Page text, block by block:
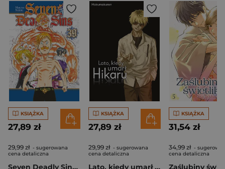
KSIĄŻKA
27,89 zł
29,99 zł - sugerowana
cena detaliczna
Seven Deadly Sins. Tom 39
KSIĄŻKA
27,89 zł
29,99 zł - sugerowana
cena detaliczna
Lato, kiedy umarł Hikaru. Tom 7
KSIĄŻKA
31,54 zł
34,99 zł -
cena detaliczna